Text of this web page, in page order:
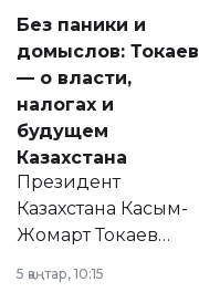
Без паники и
домыслов: Токаев
— о власти,
налогах и
будущем
Казахстана
Президент
Казахстана Касым-
Жомарт Токаев
сразу несколько
5 қаңтар, 10:15